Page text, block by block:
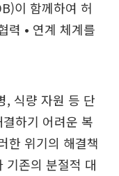
이 함께하여 허
력 • 연계 체계를
, 식량 자원 등 단
하기 어려운 복
한 위기의 해결책
기존의 분절적 대